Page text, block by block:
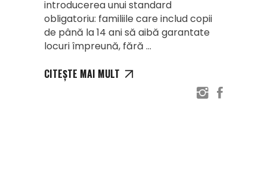
introducerea unui standard
obligatoriu: familiile care includ copii
de până la 14 ani să aibă garantate
locuri împreună, fără
CITEȘTE MAI MULT